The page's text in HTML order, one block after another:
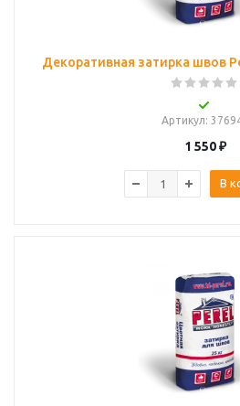
Декоративная затирка швов
Артикул:
1 550₽
В